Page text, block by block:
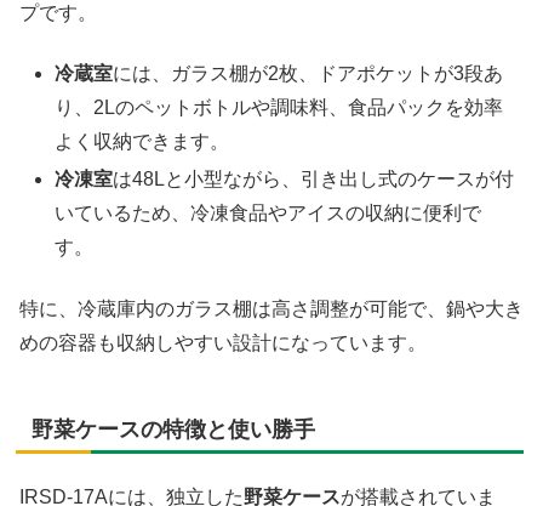
プです。
冷蔵室には、ガラス棚が2枚、ドアポケットが3段あ
り、2Lのペットボトルや調味料、食品パックを効率
よく収納できます。
冷凍室は48Lと小型ながら、引き出し式のケースが付
いているため、冷凍食品やアイスの収納に便利で
す。
特に、冷蔵庫内のガラス棚は高さ調整が可能で、鍋や大き
めの容器も収納しやすい設計になっています。
野菜ケースの特徴と使い勝手
IRSD-17Aには、独立した野菜ケースが搭載されていま